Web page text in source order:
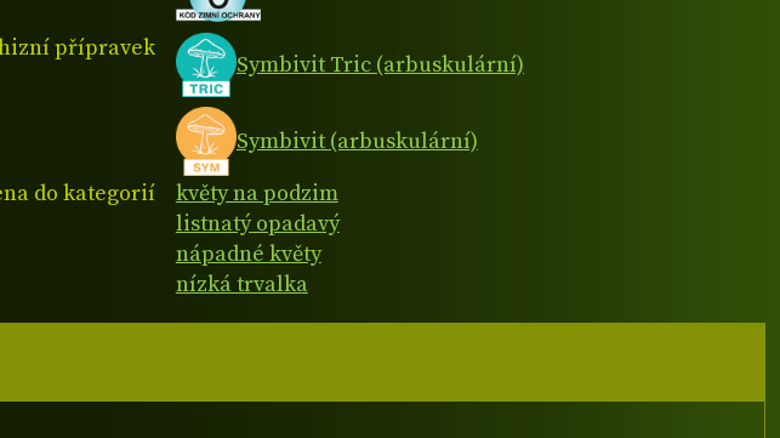
přípravek
Symbivit Tric (arbuskulární)
Symbivit (arbuskulární)
do kategorií
květy na podzim
listnatý opadavý
nápadné květy
nízká trvalka